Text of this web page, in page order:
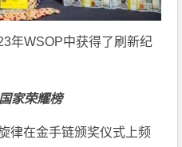
年WSOP中获得了刷新纪
家荣耀榜
律在金手链颁奖仪式上频